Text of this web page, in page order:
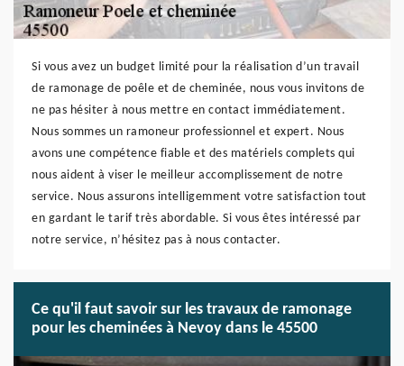
Si vous avez un budget limité pour la réalisation d’un travail
de ramonage de poêle et de cheminée, nous vous invitons de
ne pas hésiter à nous mettre en contact immédiatement.
Nous sommes un ramoneur professionnel et expert. Nous
avons une compétence fiable et des matériels complets qui
nous aident à viser le meilleur accomplissement de notre
service. Nous assurons intelligemment votre satisfaction tout
en gardant le tarif très abordable. Si vous êtes intéressé par
notre service, n’hésitez pas à nous contacter.
Ce qu'il faut savoir sur les travaux de ramonage
pour les cheminées à Nevoy dans le 45500